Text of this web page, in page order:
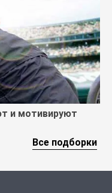
и мотивируют
Все подборки